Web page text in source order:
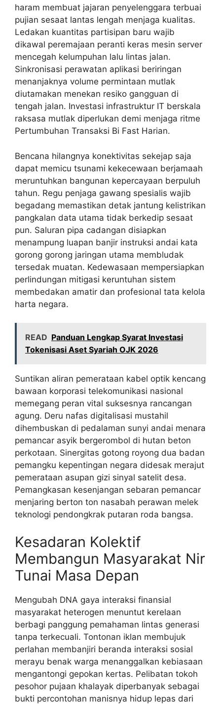
haram membuat jajaran penyelenggara terbuai
pujian sesaat lantas lengah menjaga kualitas.
Ledakan kuantitas partisipan baru wajib
dikawal peremajaan peranti keras mesin server
mencegah kelumpuhan lalu lintas jalan.
Sinkronisasi perawatan aplikasi beriringan
menanjaknya volume permintaan mutlak
diutamakan menekan resiko gangguan di
tengah jalan. Investasi infrastruktur IT berskala
raksasa mutlak diperlukan demi menjaga ritme
Pertumbuhan Transaksi Bi Fast Harian.
Bencana hilangnya konektivitas sekejap saja
dapat memicu tsunami kekecewaan berjamaah
meruntuhkan bangunan kepercayaan berpuluh
tahun. Regu penjaga gawang spesialis wajib
begadang memastikan detak jantung kelistrikan
pangkalan data utama tidak berkedip sesaat
pun. Saluran pipa cadangan disiapkan
menampung luapan banjir instruksi andai kata
gorong gorong jaringan utama membludak
tersedak muatan. Kedewasaan mempersiapkan
perlindungan mitigasi keruntuhan sistem
membedakan amatir dan profesional tata kelola
harta negara.
READ Panduan Lengkap Syarat Investasi
Tokenisasi Aset Syariah OJK 2026
Suntikan aliran pemerataan kabel optik kencang
bawaan korporasi telekomunikasi nasional
memegang peran vital suksesnya rancangan
agung. Deru nafas digitalisasi mustahil
dihembuskan di pedalaman sunyi andai menara
pemancar asyik bergerombol di hutan beton
perkotaan. Sinergitas gotong royong dua badan
pemangku kepentingan negara didesak merajut
pemerataan asupan gizi sinyal satelit desa.
Pemangkasan kesenjangan sebaran pemancar
menjaring berton ton nasabah perawan melek
teknologi pendongkrak putaran roda bangsa.
Kesadaran Kolektif
Membangun Masyarakat Nir
Tunai Masa Depan
Mengubah DNA gaya interaksi finansial
masyarakat heterogen menuntut kerelaan
berbagi panggung pemahaman lintas generasi
tanpa terkecuali. Tontonan iklan membujuk
perlahan membanjiri beranda interaksi sosial
merayu benak warga menanggalkan kebiasaan
mengantongi gepokan kertas. Pelibatan tokoh
pesohor pujaan khalayak diperbanyak sebagai
bukti percontohan manisnya hidup lepas dari